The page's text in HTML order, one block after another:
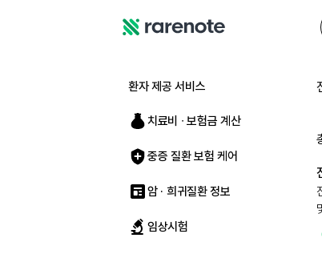
트
환자 제공 서비스
치료비 ∙ 보험금 계산
중증 질환 보험 케어
암 · 희귀질환 정보
임상시험